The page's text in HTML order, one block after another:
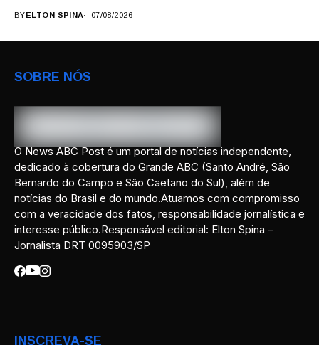
BYELTON SPINA 07/08/2026
SOBRE NÓS
O News ABC Post é um portal de notícias independente,
dedicado à cobertura do Grande ABC (Santo André, São
Bernardo do Campo e São Caetano do Sul), além de
notícias do Brasil e do mundo.Atuamos com compromisso
com a veracidade dos fatos, responsabilidade jornalística e
interesse público.Responsável editorial: Elton Spina –
Jornalista DRT 0095903/SP
INSCREVA-SE